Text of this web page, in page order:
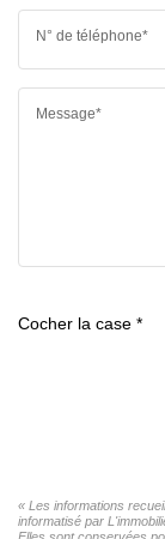
N° de téléphone*
Message*
« Les informations
informatisé par
Elles sont conservées